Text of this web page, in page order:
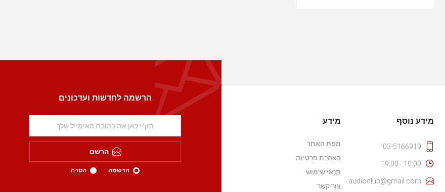
הרשמה לחדשות ועדכונים
הרשם
הרשמה הסרה
מידע נוסף
03-5166919
10:00 - 19:00
audioclub@gmail.com
מידע
מפת האתר
הצהרת פרטיות
תנאי שימוש
צור קשר